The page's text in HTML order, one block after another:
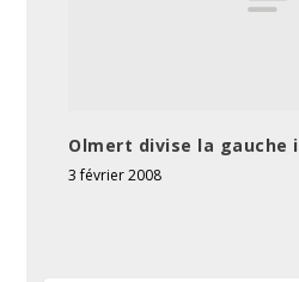
Olmert divise la gauche
3 février 2008